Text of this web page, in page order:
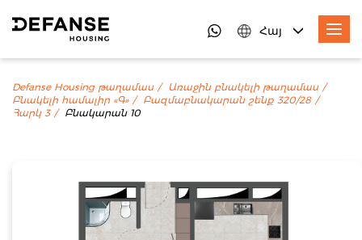
Հայ
Defanse Housing թաղամաս
Առաջին բնակելի թաղամաս
Բնակելի համալիր «Գ»
Բազմաբնակարան շենք 320/28
Հարկ 3
Բնակարան 10